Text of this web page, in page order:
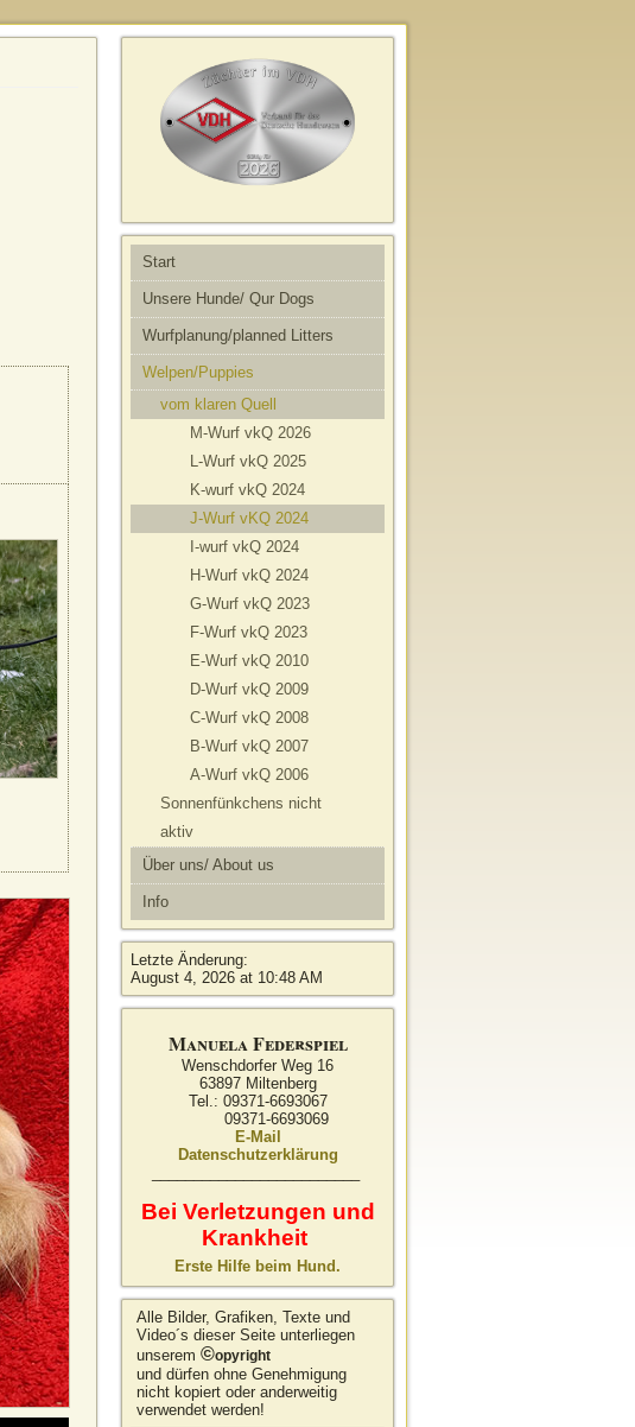
Start
Unsere Hunde/ Qur Dogs
Wurfplanung/planned Litters
Welpen/Puppies
vom klaren Quell
M-Wurf vkQ 2026
L-Wurf vkQ 2025
K-wurf vkQ 2024
J-Wurf vKQ 2024
I-wurf vkQ 2024
H-Wurf vkQ 2024
G-Wurf vkQ 2023
F-Wurf vkQ 2023
E-Wurf vkQ 2010
D-Wurf vkQ 2009
C-Wurf vkQ 2008
B-Wurf vkQ 2007
A-Wurf vkQ 2006
Sonnenfünkchens nicht
aktiv
Über uns/ About us
Info
Letzte Änderung:
August 4, 2026 at 10:48 AM
Manuela Federspiel
Wenschdorfer Weg 16
63897 Miltenberg
Tel.: 09371-6693067
09371-6693069
E-Mail
Datenschutzerklärung
Bei Verletzungen und
Krankheit
Erste Hilfe beim Hund.
Alle Bilder, Grafiken, Texte und
Video´s dieser Seite unterliegen
unserem ©opyright
und dürfen ohne Genehmigung
nicht kopiert oder anderweitig
verwendet werden!